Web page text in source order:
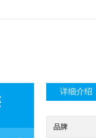
详细介绍
品牌